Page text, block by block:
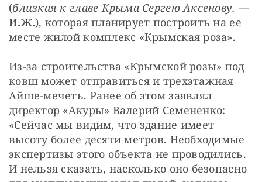
(близкая к главе Крыма Сергею Аксенову. —
И.Ж.), которая планирует построить на ее
месте жилой комплекс «Крымская роза».
Из-за строительства «Крымской розы» под
ковш может отправиться и трехэтажная
Айше-мечеть. Ранее об этом заявлял
директор «Акуры» Валерий Семененко:
«Сейчас мы видим, что здание имеет
высоту более десяти метров. Необходимые
экспертизы этого объекта не проводились.
И нельзя сказать, насколько оно безопасно